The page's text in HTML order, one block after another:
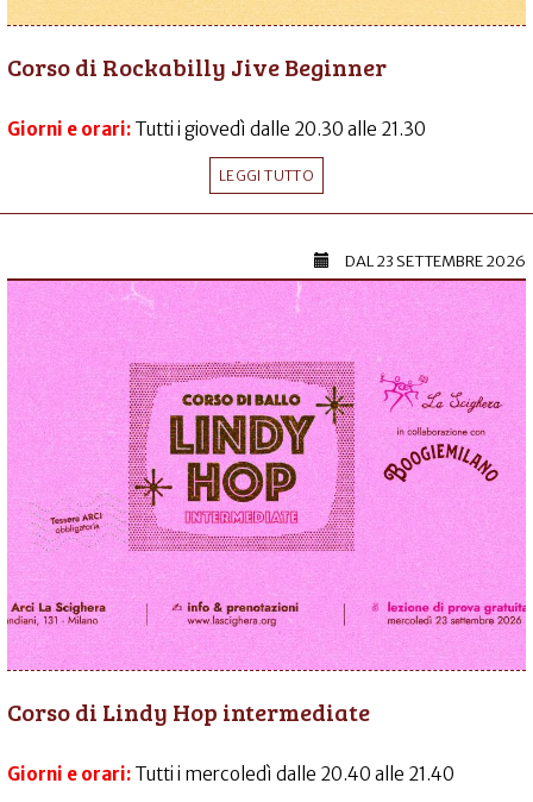
Corso di Rockabilly Jive Beginner
Giorni e orari: Tutti i giovedì dalle 20.30 alle 21.30
LEGGI TUTTO
DAL23 SETTEMBRE 2026
Corso di Lindy Hop intermediate
Giorni e orari: Tutti i mercoledì dalle 20.40 alle 21.40